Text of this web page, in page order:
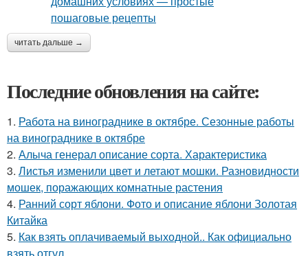
читать дальше →
Последние обновления на сайте:
1. Работа на винограднике в октябре. Сезонные работы
на винограднике в октябре
2. Алыча генерал описание сорта. Характеристика
3. Листья изменили цвет и летают мошки. Разновидности
мошек, поражающих комнатные растения
4. Ранний сорт яблони. Фото и описание яблони Золотая
Китайка
5. Как взять оплачиваемый выходной.. Как официально